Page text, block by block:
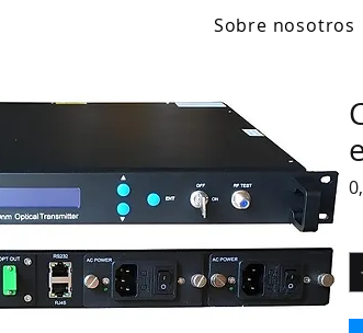
Sobre nosotros